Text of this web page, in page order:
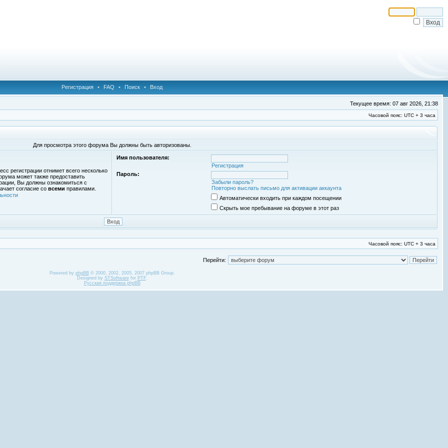
Регистрация • FAQ • Поиск • Вход
Текущее время: 07 авг 2026, 21:38
Часовой пояс: UTC + 3 часа
Для просмотра этого форума Вы должны быть авторизованы.
регистрации отнимет всего несколько
может также предоставить
Вы должны ознакомиться с
согласие со всеми правилами.
Имя пользователя:
Регистрация
Пароль:
Забыли пароль?
Повторно выслать письмо для активации аккаунта
Автоматически входить при каждом посещении
Скрыть мое пребывание на форуме в этот раз
Часовой пояс: UTC + 3 часа
Перейти:
Powered by phpBB© 2000, 2002, 2005, 2007 phpBB Group.
Designed by STSoftwarefor PTF.
Русская поддержка phpBB